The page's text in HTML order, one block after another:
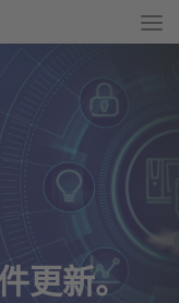
更新。